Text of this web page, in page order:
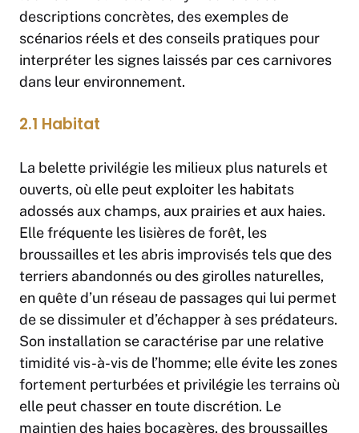
descriptions concrètes, des exemples de
scénarios réels et des conseils pratiques pour
interpréter les signes laissés par ces carnivores
dans leur environnement.
2.1 Habitat
La belette privilégie les milieux plus naturels et
ouverts, où elle peut exploiter les habitats
adossés aux champs, aux prairies et aux haies.
Elle fréquente les lisières de forêt, les
broussailles et les abris improvisés tels que des
terriers abandonnés ou des girolles naturelles,
en quête d’un réseau de passages qui lui permet
de se dissimuler et d’échapper à ses prédateurs.
Son installation se caractérise par une relative
timidité vis-à-vis de l’homme; elle évite les zones
fortement perturbées et privilégie les terrains où
elle peut chasser en toute discrétion. Le
maintien des haies bocagères, des broussailles